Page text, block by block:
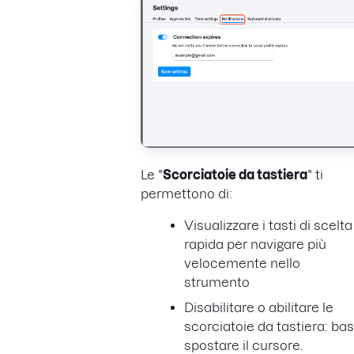
Le "Scorciatoie da tastiera" ti
permettono di:
Visualizzare i tasti di scelta
rapida per navigare più
velocemente nello
strumento
Disabilitare o abilitare le
scorciatoie da tastiera:
spostare il cursore.